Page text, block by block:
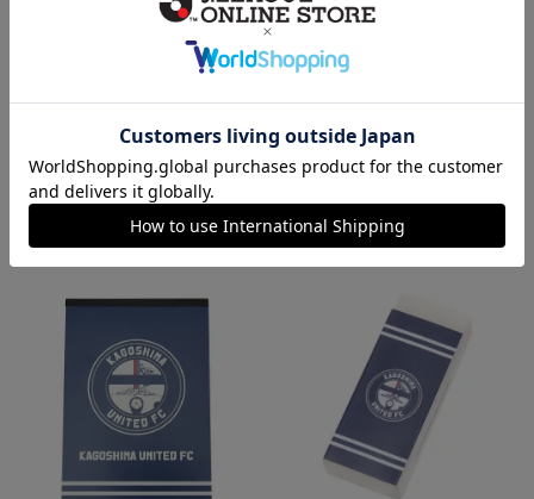
クリアファイル（2枚セット）
500円